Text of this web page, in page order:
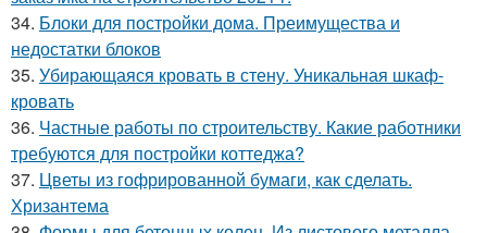
34. Блоки для постройки дома. Преимущества и
недостатки блоков
35. Убирающаяся кровать в стену. Уникальная шкаф-
кровать
36. Частные работы по строительству. Какие работники
требуются для постройки коттеджа?
37. Цветы из гофрированной бумаги, как сделать.
Хризантема